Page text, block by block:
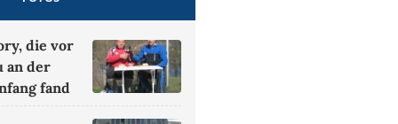
die vor
an der
fand